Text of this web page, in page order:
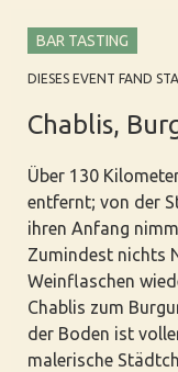
BAR TASTING
DIESES EVENT FAND
Chablis,
Über 130
entfernt; von der
ihren Anfang
Zumindest nichts
Weinflaschen
Chablis zum
der Boden ist
malerische